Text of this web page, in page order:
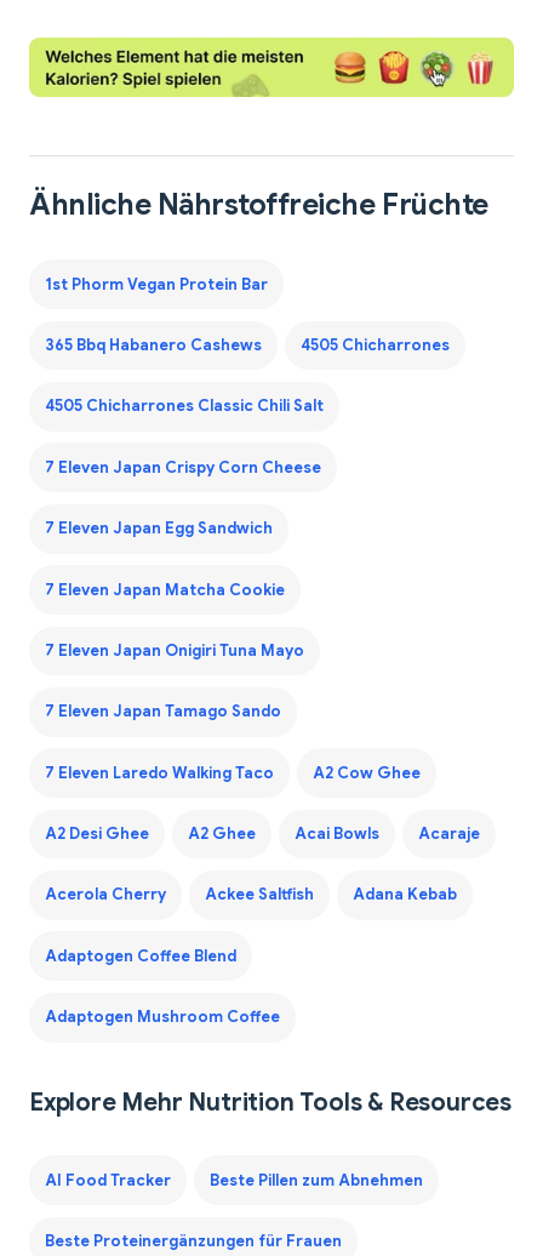
Ähnliche Nährstoffreiche Früchte
1st Phorm Vegan Protein Bar
365 Bbq Habanero Cashews 4505 Chicharrones
4505 Chicharrones Classic Chili Salt
7 Eleven Japan Crispy Corn Cheese
7 Eleven Japan Egg Sandwich
7 Eleven Japan Matcha Cookie
7 Eleven Japan Onigiri Tuna Mayo
7 Eleven Japan Tamago Sando
7 Eleven Laredo Walking Taco A2 Cow Ghee
A2 Desi Ghee A2 Ghee Acai Bowls Acaraje
Acerola Cherry Ackee Saltfish Adana Kebab
Adaptogen Coffee Blend
Adaptogen Mushroom Coffee
Explore Mehr Nutrition Tools & Resources
AI Food Tracker Beste Pillen zum Abnehmen
Beste Proteinergänzungen für Frauen